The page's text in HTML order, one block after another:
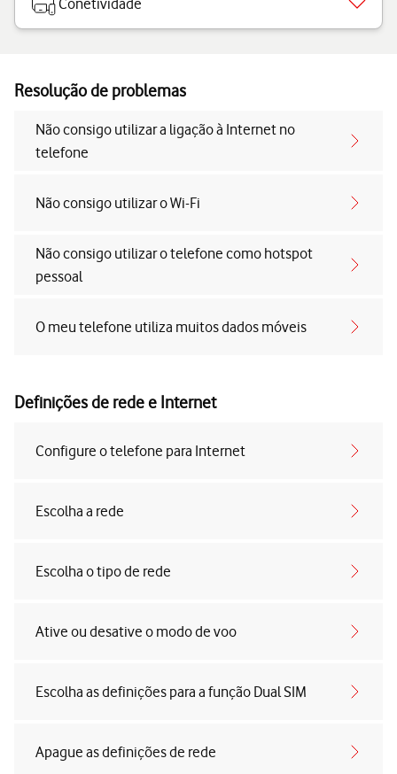
Conetividade
Resolução de problemas
Não consigo utilizar a ligação à Internet no
telefone
Não consigo utilizar o Wi-Fi
Não consigo utilizar o telefone como hotspot
pessoal
O meu telefone utiliza muitos dados móveis
Definições de rede e Internet
Configure o telefone para Internet
Escolha a rede
Escolha o tipo de rede
Ative ou desative o modo de voo
Escolha as definições para a função Dual SIM
Apague as definições de rede